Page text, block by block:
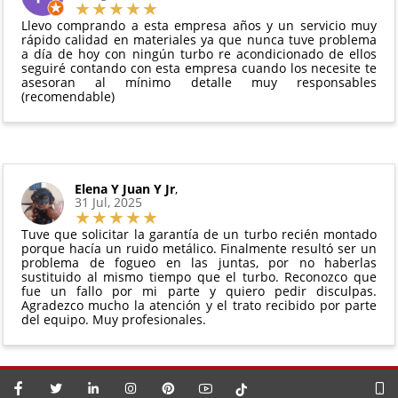
vigente. Consulta nuestras
para más información.
Debe devolverse en su
perfectas condiciones
Llevo comprando a esta empresa años y un servicio muy
rápido calidad en materiales ya que nunca tuve problema
a día de hoy con ningún turbo re acondicionado de ellos
seguiré contando con esta empresa cuando los necesite te
asesoran al mínimo detalle muy responsables
(recomendable)
Elena Y Juan Y Jr,
31 Jul, 2025
Tuve que solicitar la garantía de un turbo recién montado
porque hacía un ruido metálico. Finalmente resultó ser un
problema de fogueo en las juntas, por no haberlas
sustituido al mismo tiempo que el turbo. Reconozco que
fue un fallo por mi parte y quiero pedir disculpas.
Agradezco mucho la atención y el trato recibido por parte
del equipo. Muy profesionales.